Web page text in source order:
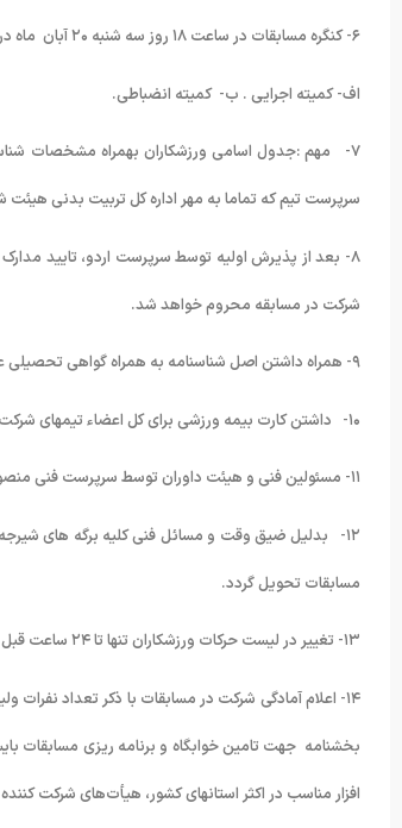
۶- کنگره مسابقات در ساعت ۱۸ روز سه شنبه ۲۰ آبان ماه در محل دفتر اردو تشکیل میگردد و به منظور نظارت بر حسن برگزاری مسابقات کمیته های زیر انتخاب می گردد:
اف- کمیته اجرایی . ب- کمیته انضباطی.
۷- مهم :جدول اسامی ورزشکاران بهمراه مشخصات
سرپرست تیم که تماما به مهر اداره کل تربیت بدنی
۸- بعد از پذیرش اولیه توسط سرپرست اردو، تایید
شرکت در مسابقه محروم خواهد شد.
۹- همراه داشتن اصل شناسنامه به همراه گواهی تحصیلی عکسدار ممهور به مهر مدرسه که به تایید آموزش و پرورش شهر یا منطقه رسیده باشد الزامی است.
۱۰- داشتن کارت بیمه ورزشی برای کل اعضاء تیمهای شرکت کننده الزامی است. ( ورزشکار، مربی، سرپرست )
۱۱- مسئولین فنی و هیئت داوران توسط سرپرست فنی منصوب می گردد.
مسابقات تحویل گردد.
۱۳- تغییر در لیست حرکات ورزشکاران تنها تا ۲۴ ساعت قبل از مسابقه قابل اجرا می باشد.
بخشنامه جهت تامین خوابگاه و برنامه ریزی مسابقات
افزار مناسب در اکثر استانهای کشور، هیأت‌های شرکت